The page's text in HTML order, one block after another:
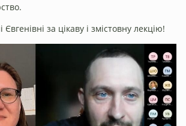
за цікаву і змістовну лекцію!